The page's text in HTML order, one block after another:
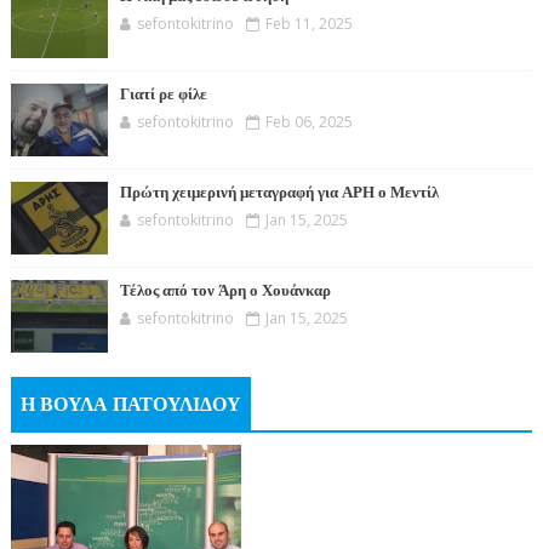
sefontokitrino Feb 11, 2025
Γιατί ρε φίλε
sefontokitrino Feb 06, 2025
Πρώτη χειμερινή μεταγραφή για ΑΡΗ ο Μεντίλ
sefontokitrino Jan 15, 2025
Τέλος από τον Άρη ο Χουάνκαρ
sefontokitrino Jan 15, 2025
Η ΒΟΥΛΑ ΠΑΤΟΥΛΙΔΟΥ